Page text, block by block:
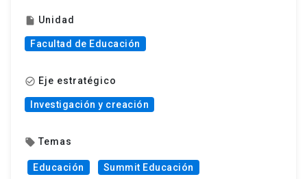
insert_drive_file Unidad
Facultad de Educación
check_circle_outline Eje estratégico
Investigación y creación
local_offer Temas
Educación
Summit Educación